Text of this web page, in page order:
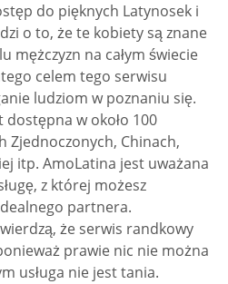
do pięknych Latynosek i
o to, że te kobiety są znane
mężczyzn na całym świecie
celem tego serwisu
ludziom w poznaniu się.
w około 100
Zjednoczonych, Chinach,
itp. AmoLatina jest uważana
z której możesz
partnera.
że serwis randkowy
prawie nic nie można
usługa nie jest tania.